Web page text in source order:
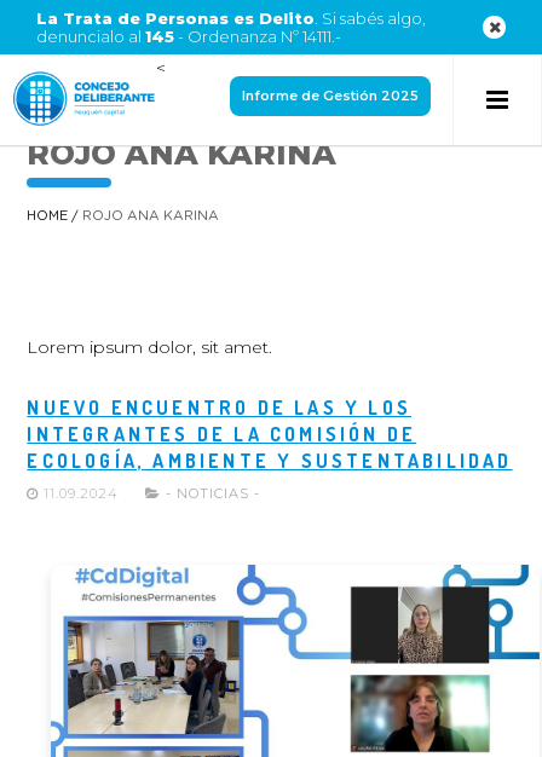
La Trata de Personas es Delito . Si sabés algo,
denuncialo al 145- Ordenanza Nº 14111.-
<
Informe de Gestión 2025
ROJO ANA KARINA
HOME / ROJO ANA KARINA
Lorem ipsum dolor, sit amet.
NUEVO ENCUENTRO DE LAS Y LOS
INTEGRANTES DE LA COMISIÓN DE
ECOLOGÍA, AMBIENTE Y SUSTENTABILIDAD
11.09.2024 - NOTICIAS -